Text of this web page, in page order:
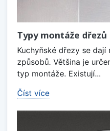
Typy montáže dřezů
Kuchyňské dřezy se
způsobů. Většina je
typ montáže. Existují...
Číst více